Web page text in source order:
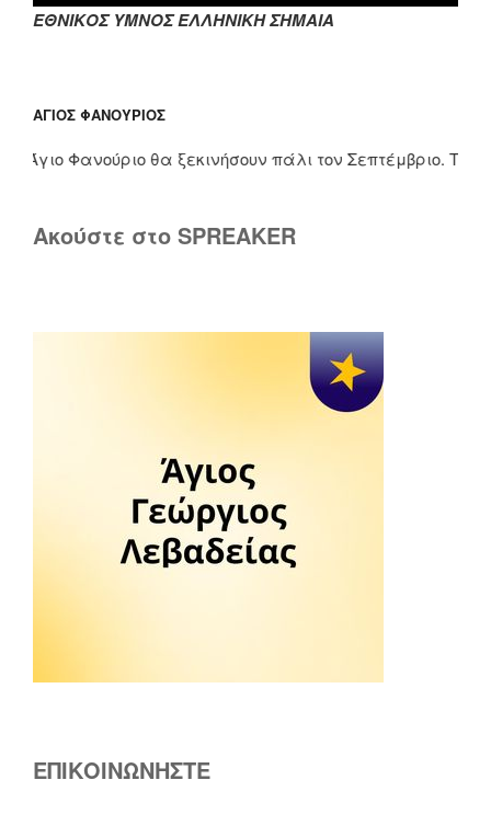
ΕΘΝΙΚΟΣ ΥΜΝΟΣ ΕΛΛΗΝΙΚΗ ΣΗΜΑΙΑ
ΆΓΙΟΣ ΦΑΝΟΎΡΙΟΣ
Φανούριο θα ξεκινήσουν πάλι τον Σεπτέμβριο. Τους
Ακούστε στο SPREAKER
ΕΠΙΚΟΙΝΩΝΗΣΤΕ